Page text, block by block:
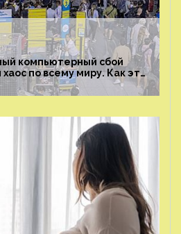
компьютерный сбой
хаос по всему миру. Как это